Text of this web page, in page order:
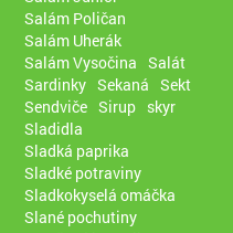
Salám Poličan
Salám Uherák
Salám Vysočina Salát
Sardinky Sekaná Sekt
Sendviče Sirup skyr
Sladidla
Sladká paprika
Sladké potraviny
Sladkokyselá omáčka
Slané pochutiny